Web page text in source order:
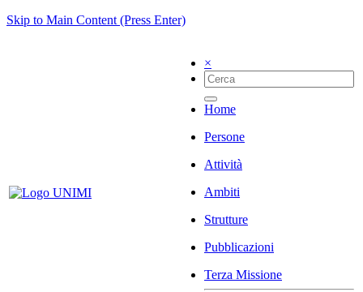
Skip to Main Content (Press Enter)
×
Home
Persone
Attività
Ambiti
Strutture
Pubblicazioni
Terza Missione